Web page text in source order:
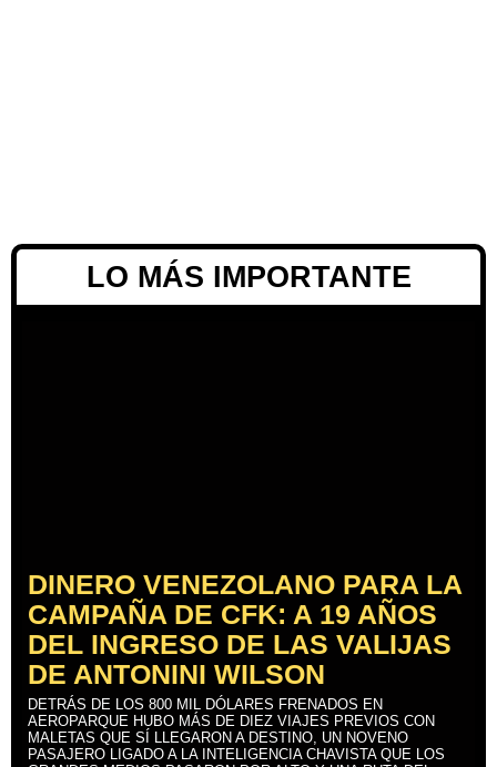
LO MÁS IMPORTANTE
DINERO VENEZOLANO PARA LA
CAMPAÑA DE CFK: A 19 AÑOS
DEL INGRESO DE LAS VALIJAS
DE ANTONINI WILSON
DETRÁS DE LOS 800 MIL DÓLARES FRENADOS EN
AEROPARQUE HUBO MÁS DE DIEZ VIAJES PREVIOS CON
MALETAS QUE SÍ LLEGARON A DESTINO, UN NOVENO
PASAJERO LIGADO A LA INTELIGENCIA CHAVISTA QUE LOS